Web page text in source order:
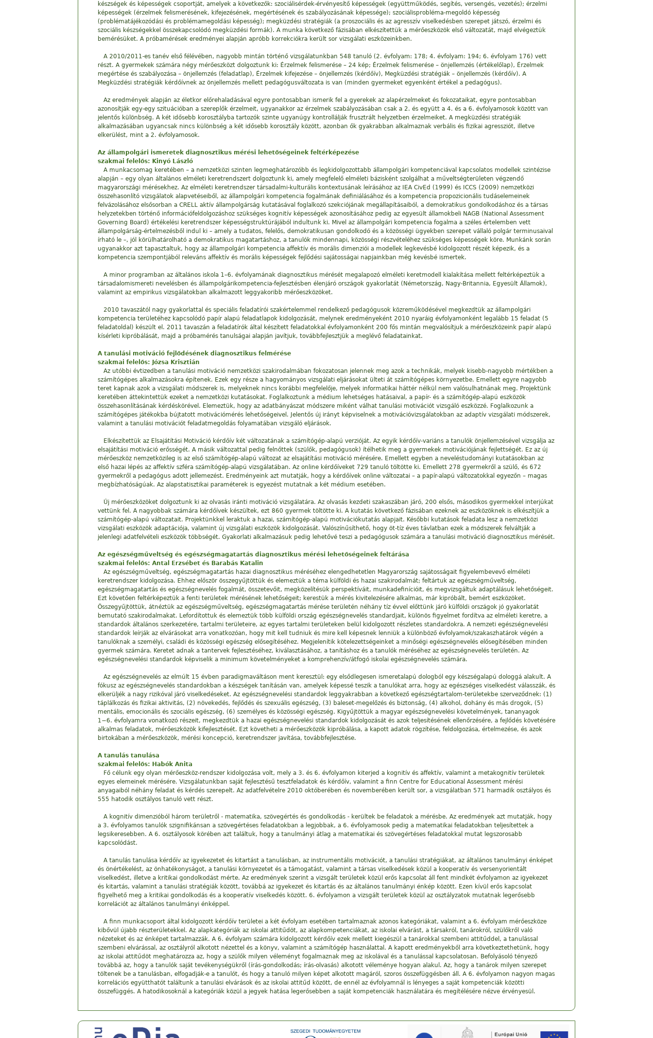
készségek és képességek csoportját, amelyek a következők: szociálisérdek-érvényesítő képességek (együttműködés, segítés, versengés, vezetés); érzelmi
képességek (érzelmek felismerésének, kifejezésének, megértésének és szabályozásának képessége); szociálisprobléma-megoldó képesség
(problématájékozódási és problémamegoldási képesség); megküzdési stratégiák (a proszociális és az agresszív viselkedésben szerepet játszó, érzelmi és
szociális készségekkel összekapcsolódó megküzdési formák). A munka következő fázisában elkészítettük a mérőeszközök első változatát, majd elvégeztük
bemérésüket. A próbamérések eredményei alapján apróbb korrekciókra került sor vizsgálati eszközeinkben.
A 2010/2011-es tanév első félévében, nagyobb mintán történő vizsgálatunkban 548 tanuló (2. évfolyam: 178; 4. évfolyam: 194; 6. évfolyam 176) vett
részt. A gyermekek számára négy mérőeszközt dolgoztunk ki: Érzelmek felismerése – 24 kép; Érzelmek felismerése – önjellemzés (értékelőlap), Érzelmek
megértése és szabályozása – önjellemzés (feladatlap), Érzelmek kifejezése – önjellemzés (kérdőív), Megküzdési stratégiák – önjellemzés (kérdőív). A
Megküzdési stratégiák kérdőívnek az önjellemzés mellett pedagógusváltozata is van (minden gyermeket egyenként értékel a pedagógus).
Az eredmények alapján az életkor előrehaladásával egyre pontosabban ismerik fel a gyerekek az alapérzelmeket és fokozataikat, egyre pontosabban
azonosítják egy-egy szituációban a szereplők érzelmeit, ugyanakkor az érzelmek szabályozásában csak a 2. és együtt a 4. és a 6. évfolyamosok között van
jelentős különbség. A két idősebb korosztályba tartozók szinte ugyanúgy kontrollálják frusztrált helyzetben érzelmeiket. A megküzdési stratégiák
alkalmazásában ugyancsak nincs különbség a két idősebb korosztály között, azonban ők gyakrabban alkalmaznak verbális és fizikai agressziót, illetve
elkerülést, mint a 2. évfolyamosok.
Az állampolgári ismeretek diagnosztikus mérési lehetőségeinek feltérképezése
szakmai felelős: Kinyó László
A munkacsomag keretében – a nemzetközi szinten legmeghatározóbb és legkidolgozottabb állampolgári kompetenciával kapcsolatos modellek szintézise
alapján – egy olyan általános elméleti keretrendszert dolgoztunk ki, amely megfelelő elméleti bázisként szolgálhat a műveltségterületen végzendő
magyarországi mérésekhez. Az elméleti keretrendszer társadalmi-kulturális kontextusának leírásához az IEA CivEd (1999) és ICCS (2009) nemzetközi
összehasonlító vizsgálatok alapvetéseiből, az állampolgári kompetencia fogalmának definiálásához és a kompetencia propozicionális tudáselemeinek
felvázolásához elsősorban a CRELL aktív állampolgárság kutatásával foglalkozó szekciójának megállapításaiból, a demokratikus gondolkodáshoz és a társas
helyzetekben történő információfeldolgozáshoz szükséges kognitív képességek azonosításához pedig az egyesült államokbeli NAGB (National Assessment
Governing Board) értékelési keretrendszer képességstruktúrájából indultunk ki. Mivel az állampolgári kompetencia fogalma a széles értelemben vett
állampolgárság-értelmezésből indul ki – amely a tudatos, felelős, demokratikusan gondolkodó és a közösségi ügyekben szerepet vállaló polgár terminusaival
írható le –, jól körülhatárolható a demokratikus magatartáshoz, a tanulók mindennapi, közösségi részvételéhez szükséges képességek köre. Munkánk során
ugyanakkor azt tapasztaltuk, hogy az állampolgári kompetencia affektív és morális dimenziói a modellek legkevésbé kidolgozott részét képezik, és a
kompetencia szempontjából releváns affektív és morális képességek fejlődési sajátosságai napjainkban még kevésbé ismertek.
A minor programban az általános iskola 1–6. évfolyamának diagnosztikus mérését megalapozó elméleti keretmodell kialakítása mellett feltérképeztük a
társadalomismereti nevelésben és állampolgárikompetencia-fejlesztésben élenjáró országok gyakorlatát (Németország, Nagy-Britannia, Egyesült Államok),
valamint az empirikus vizsgálatokban alkalmazott leggyakoribb mérőeszközöket.
2010 tavaszától nagy gyakorlattal és speciális feladatírói szakértelemmel rendelkező pedagógusok közreműködésével megkezdtük az állampolgári
kompetencia területéhez kapcsolódó papír alapú feladatlapok kidolgozását, melynek eredményeként 2010 nyaráig évfolyamonként legalább 15 feladat (5
feladatoldal) készült el. 2011 tavaszán a feladatírók által készített feladatokkal évfolyamonként 200 fős mintán megvalósítjuk a mérőeszközeink papír alapú
kísérleti kipróbálását, majd a próbamérés tanulságai alapján javítjuk, továbbfejlesztjük a meglévő feladatainkat.
A tanulási motiváció fejlődésének diagnosztikus felmérése
szakmai felelős: Józsa Krisztián
Az utóbbi évtizedben a tanulási motiváció nemzetközi szakirodalmában fokozatosan jelennek meg azok a technikák, melyek kisebb-nagyobb mértékben a
számítógépes alkalmazásokra építenek. Ezek egy része a hagyományos vizsgálati eljárásokat ülteti át számítógépes környezetbe. Emellett egyre nagyobb
teret kapnak azok a vizsgálati módszerek is, melyeknek nincs korábbi megfelelője, melyek informatikai háttér nélkül nem valósulhatnának meg. Projektünk
keretében áttekintettük ezeket a nemzetközi kutatásokat. Foglalkoztunk a médium lehetséges hatásaival, a papír- és a számítógép-alapú eszközök
összehasonlításának kérdéskörével. Elemeztük, hogy az adatbányászat módszere miként válhat tanulási motivációt vizsgáló eszközzé. Foglalkozunk a
számítógépes játékokba bújtatott motivációmérés lehetőségeivel. Jelentős új irányt képviselnek a motivációvizsgálatokban az adaptív vizsgálati módszerek,
valamint a tanulási motivációt feladatmegoldás folyamatában vizsgáló eljárások.
Elkészítettük az Elsajátítási Motiváció kérdőív két változatának a számítógép-alapú verzióját. Az egyik kérdőív-variáns a tanulók önjellemzésével vizsgálja az
elsajátítási motiváció erősségét. A másik változattal pedig felnőttek (szülők, pedagógusok) ítélhetik meg a gyermekek motivációjának fejlettségét. Ez az új
mérőeszköz nemzetközileg is az első számítógép-alapú változat az elsajátítási motiváció mérésére. Emellett egyben a neveléstudományi kutatásokban az
első hazai lépés az affektív szféra számítógép-alapú vizsgálatában. Az online kérdőíveket 729 tanuló töltötte ki. Emellett 278 gyermekről a szülő, és 672
gyermekről a pedagógus adott jellemezést. Eredményeink azt mutatják, hogy a kérdőívek online változatai – a papír-alapú változatokkal egyezőn – magas
megbízhatóságúak. Az alapstatisztikai paraméterek is egyezést mutatnak a két médium esetében.
Új mérőeszközöket dolgoztunk ki az olvasás iránti motiváció vizsgálatára. Az olvasás kezdeti szakaszában járó, 200 elsős, másodikos gyermekkel interjúkat
vettünk fel. A nagyobbak számára kérdőívek készültek, ezt 860 gyermek töltötte ki. A kutatás következő fázisában ezeknek az eszközöknek is elkészítjük a
számítógép-alapú változatait. Projektünkkel leraktuk a hazai, számítógép-alapú motivációkutatás alapjait. Későbbi kutatások feladata lesz a nemzetközi
vizsgálati eszközök adaptációja, valamint új vizsgálati eszközök kidolgozását. Valószínűsíthető, hogy öt-tíz éves távlatban ezek a módszerek felváltják a
jelenlegi adatfelvételi eszközök többségét. Gyakorlati alkalmazásuk pedig lehetővé teszi a pedagógusok számára a tanulási motiváció diagnosztikus mérését.
Az egészségműveltség és egészségmagatartás diagnosztikus mérési lehetőségeinek feltárása
szakmai felelős: Antal Erzsébet és Barabás Katalin
Az egészségműveltség, egészségmagatartás hazai diagnosztikus méréséhez elengedhetetlen Magyarország sajátosságait figyelembevevő elméleti
keretrendszer kidolgozása. Ehhez először összegyűjtöttük és elemeztük a téma külföldi és hazai szakirodalmát; feltártuk az egészségműveltség,
egészségmagatartás és egészségnevelés fogalmát, összetevőit, megközelítésük perspektíváit, munkadefinícióit, és megvizsgáltuk adaptálásuk lehetőségeit.
Ezt követően feltérképeztük a fenti területek mérésének lehetőségeit; kerestük a mérés kivitelezésére alkalmas, már kipróbált, bemért eszközöket.
Összegyűjtöttük, átnéztük az egészségműveltség, egészségmagatartás mérése területén néhány tíz évvel előttünk járó külföldi országok jó gyakorlatát
bemutató szakirodalmakat. Lefordítottuk és elemeztük több külföldi ország egészségnevelés standardjait, különös figyelmet fordítva az elméleti keretre, a
standardok általános szerkezetére, tartalmi területeire, az egyes tartalmi területeken belül kidolgozott részletes standardokra. A nemzeti egészségnevelési
standardok leírják az elvárásokat arra vonatkozóan, hogy mit kell tudniuk és mire kell képesnek lenniük a különböző évfolyamok/szakaszhatárok végén a
tanulóknak a személyi, családi és közösségi egészség elősegítéséhez. Megjelenítik kötelezettségeinket a minőségi egészségnevelés elősegítésében minden
gyermek számára. Keretet adnak a tantervek fejlesztéséhez, kiválasztásához, a tanításhoz és a tanulók méréséhez az egészségnevelés területén. Az
egészségnevelési standardok képviselik a minimum követelményeket a komprehenzív/átfogó iskolai egészségnevelés számára.
Az egészségnevelés az elmúlt 15 évben paradigmaváltáson ment keresztül: egy elsődlegesen ismeretalapú dologból egy készségalapú dologgá alakult. A
fókusz az egészségnevelés standardokban a készségek tanításán van, amelyek képessé teszik a tanulókat arra, hogy az egészséges viselkedést válasszák, és
elkerüljék a nagy rizikóval járó viselkedéseket. Az egészségnevelési standardok leggyakrabban a következő egészségtartalom-területekbe szerveződnek: (1)
táplálkozás és fizikai aktivitás, (2) növekedés, fejlődés és szexuális egészség, (3) baleset-megelőzés és biztonság, (4) alkohol, dohány és más drogok, (5)
mentális, emocionális és szociális egészség, (6) személyes és közösségi egészség. Kigyűjtöttük a magyar egészségnevelési követelmények, tananyagok
1−6. évfolyamra vonatkozó részeit, megkezdtük a hazai egészségnevelési standardok kidolgozását és azok teljesítésének ellenőrzésére, a fejlődés követésére
alkalmas feladatok, mérőeszközök kifejlesztését. Ezt követheti a mérőeszközök kipróbálása, a kapott adatok rögzítése, feldolgozása, értelmezése, és azok
birtokában a mérőeszközök, mérési koncepció, keretrendszer javítása, továbbfejlesztése.
A tanulás tanulása
szakmai felelős: Habók Anita
Fő célunk egy olyan mérőeszköz-rendszer kidolgozása volt, mely a 3. és 6. évfolyamon kiterjed a kognitív és affektív, valamint a metakognitív területek
egyes elemeinek mérésére. Vizsgálatunkban saját fejlesztésű tesztfeladatok és kérdőív, valamint a finn Centre for Educational Assessment mérési
anyagaiból néhány feladat és kérdés szerepelt. Az adatfelvételre 2010 októberében és novemberében került sor, a vizsgálatban 571 harmadik osztályos és
555 hatodik osztályos tanuló vett részt.
A kognitív dimenzióból három területről - matematika, szövegértés és gondolkodás - kerültek be feladatok a mérésbe. Az eredmények azt mutatják, hogy
a 3. évfolyamos tanulók szignifikánsan a szövegértéses feladatokban a legjobbak, a 6. évfolyamosok pedig a matematikai feladatokban teljesítettek a
legsikeresebben. A 6. osztályosok körében azt találtuk, hogy a tanulmányi átlag a matematikai és szövegértéses feladatokkal mutat legszorosabb
kapcsolódást.
A tanulás tanulása kérdőív az igyekezetet és kitartást a tanulásban, az instrumentális motivációt, a tanulási stratégiákat, az általános tanulmányi énképet
és önértékelést, az önhatékonyságot, a tanulási környezetet és a támogatást, valamint a társas viselkedések közül a kooperatív és versenyorientált
viselkedést, illetve a kritikai gondolkodást mérte. Az eredmények szerint a vizsgált területek közül erős kapcsolat áll fent mindkét évfolyamon az igyekezet
és kitartás, valamint a tanulási stratégiák között, továbbá az igyekezet és kitartás és az általános tanulmányi énkép között. Ezen kívül erős kapcsolat
figyelhető meg a kritikai gondolkodás és a kooperatív viselkedés között. 6. évfolyamon a vizsgált területek közül az osztályzatok mutatnak legerősebb
korrelációt az általános tanulmányi énképpel.
A finn munkacsoport által kidolgozott kérdőív területei a két évfolyam esetében tartalmaznak azonos kategóriákat, valamint a 6. évfolyam mérőeszköze
kibővül újabb részterületekkel. Az alapkategóriák az iskolai attitűdöt, az alapkompetenciákat, az iskolai elvárást, a társakról, tanárokról, szülőkről való
nézeteket és az énképet tartalmazzák. A 6. évfolyam számára kidolgozott kérdőív ezek mellett kiegészül a tanárokkal szembeni attitűddel, a tanulással
szembeni elvárással, az osztályról alkotott nézettel és a könyv, valamint a számítógép használattal. A kapott eredményekből arra következtethetünk, hogy
az iskolai attitűdöt meghatározza az, hogy a szülők milyen véleményt fogalmaznak meg az iskolával és a tanulással kapcsolatosan. Befolyásoló tényező
továbbá az, hogy a tanulók saját tevékenységükről (írás-gondolkodás; írás-olvasás) alkotott véleménye hogyan alakul. Az, hogy a tanárok milyen szerepet
töltenek be a tanulásban, elfogadják-e a tanulót, és hogy a tanuló milyen képet alkotott magáról, szoros összefüggésben áll. A 6. évfolyamon nagyon magas
korrelációs együtthatót találtunk a tanulási elvárások és az iskolai attitűd között, de ennél az évfolyamnál is lényeges a saját kompetenciák közötti
összefüggés. A hatodikosoknál a kategóriák közül a jegyek hatása legerősebben a saját kompetenciák használatára és megítélésére nézve érvényesül.